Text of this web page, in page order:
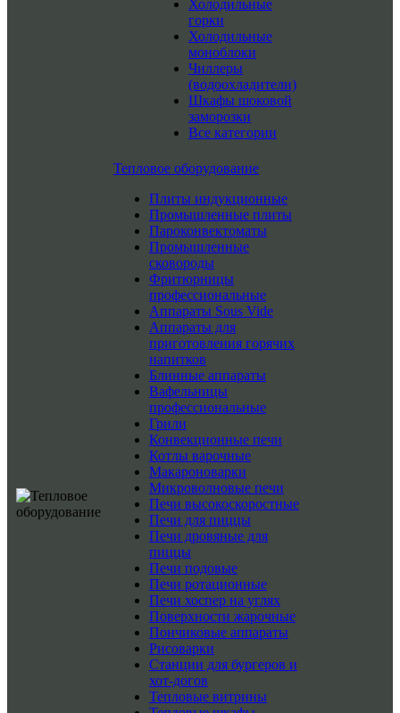
Холодильные
горки
Холодильные
моноблоки
Чиллеры
(водоохладители)
Шкафы шоковой
заморозки
Все категории
Тепловое оборудование
Плиты индукционные
Промышленные плиты
Пароконвектоматы
Промышленные
сковороды
Фритюрницы
профессиональные
Аппараты Sous Vide
Аппараты для
приготовления горячих
напитков
Блинные аппараты
Вафельницы
профессиональные
Грили
Конвекционные печи
Котлы варочные
Макароноварки
Микроволновые печи
Печи высокоскоростные
Печи для пиццы
Печи дровяные для
пиццы
Печи подовые
Печи ротационные
Печи хоспер на углях
Поверхности жарочные
Пончиковые аппараты
Рисоварки
Станции для бургеров и
хот-догов
Тепловые витрины